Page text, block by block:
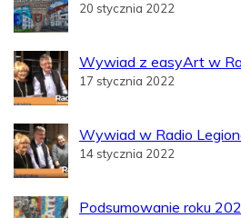
20 stycznia 2022
Wywiad z easyArt w
17 stycznia 2022
Wywiad w Radio
14 stycznia 2022
Podsumowanie roku